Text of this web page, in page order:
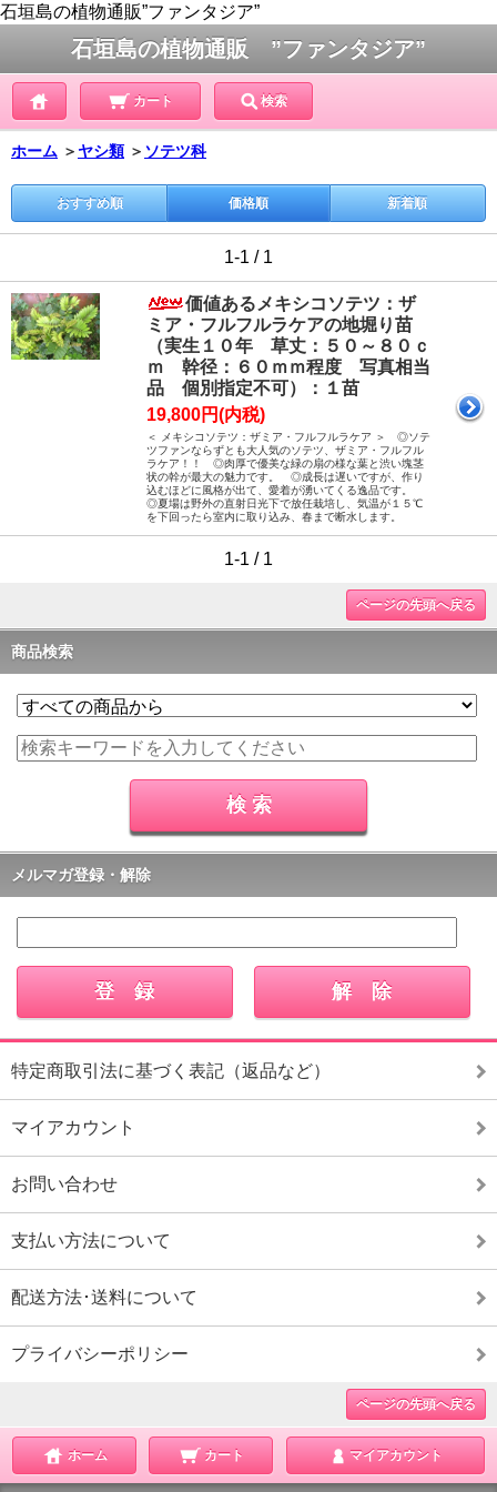
石垣島の植物通販”ファンタジア”
石垣島の植物通販 ”ファンタジア”
カート 検索
ホーム ＞ ヤシ類 ＞ ソテツ科
おすすめ順 価格順 新着順
1-1 / 1
価値あるメキシコソテツ：ザ
ミア・フルフルラケアの地堀り苗
（実生１０年 草丈：５０～８０ｃ
ｍ 幹径：６０ｍｍ程度 写真相当
品 個別指定不可）：１苗
19,800円(内税)
＜ メキシコソテツ：ザミア・フルフルラケア ＞ ◎ソテ
ツファンならずとも大人気のソテツ、ザミア・フルフル
ラケア！！ ◎肉厚で優美な緑の扇の様な葉と渋い塊茎
状の幹が最大の魅力です。 ◎成長は遅いですが、作り
込むほどに風格が出て、愛着が湧いてくる逸品です。
◎夏場は野外の直射日光下で放任栽培し、気温が１５℃
を下回ったら室内に取り込み、春まで断水します。
1-1 / 1
ページの先頭へ戻る
商品検索
メルマガ登録・解除
特定商取引法に基づく表記（返品など）
マイアカウント
お問い合わせ
支払い方法について
配送方法･送料について
プライバシーポリシー
ページの先頭へ戻る
ホーム カート マイアカウント